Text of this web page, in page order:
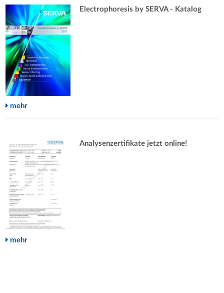
Electrophoresis by SERVA - Katalog
mehr
Analysenzertifikate jetzt online!
mehr